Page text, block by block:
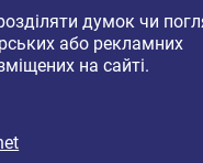
думок чи
або рекламних
на сайті.